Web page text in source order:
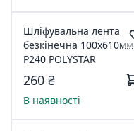
Шліфувальна лента
безкінечна 100х610мм
Р240 POLYSTAR
260 ₴
В наявності